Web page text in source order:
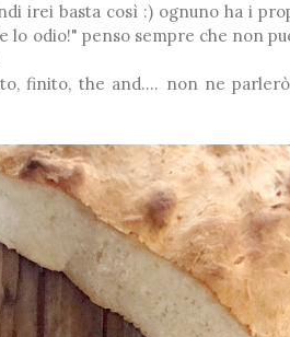
irei basta così :) ognuno ha i
lo odio!" penso sempre che non
finito, the and.... non ne